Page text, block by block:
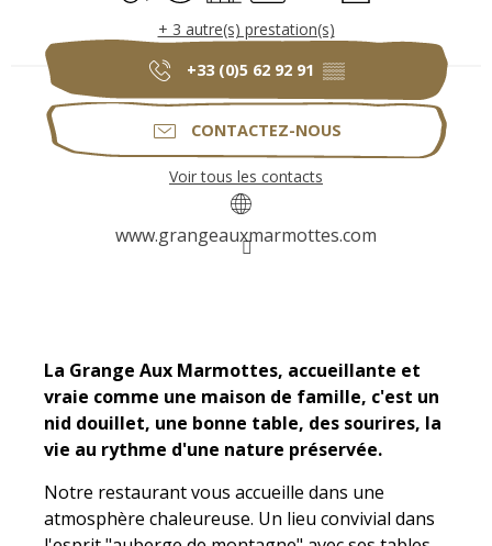
+ 3 autre(s) prestation(s)
+33 (0)5 62 92 91 ▒▒
CONTACTEZ-NOUS
Voir tous les contacts
www.grangeauxmarmottes.com
La Grange Aux Marmottes, accueillante et
vraie comme une maison de famille, c'est un
nid douillet, une bonne table, des sourires, la
vie au rythme d'une nature préservée.
Notre restaurant vous accueille dans une
atmosphère chaleureuse. Un lieu convivial dans